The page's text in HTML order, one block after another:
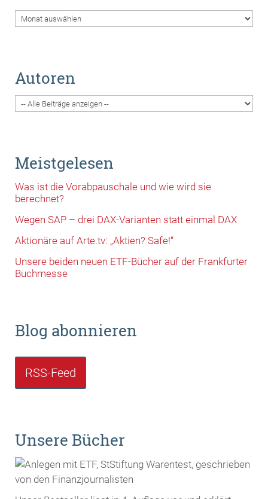
Archiv
Autoren
Meistgelesen
Was ist die Vorabpauschale und wie wird sie
berechnet?
Wegen SAP – drei DAX-Varianten statt einmal DAX
Aktionäre auf Arte.tv: „Aktien? Safe!“
Unsere beiden neuen ETF-Bücher auf der Frankfurter
Buchmesse
Blog abonnieren
RSS-Feed
Unsere Bücher